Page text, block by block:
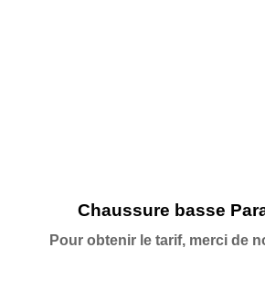
Chaussure basse
Pour obtenir le tarif, merci de